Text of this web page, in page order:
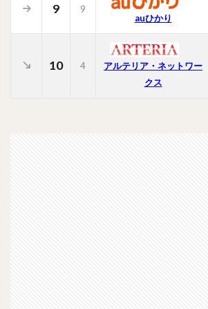
9
9
auひかり
10 4
アルテリア・ネットワー
クス